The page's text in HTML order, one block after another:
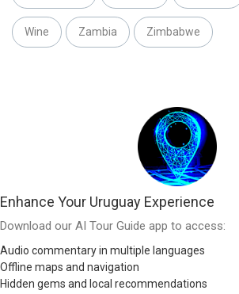
Wine Zambia Zimbabwe
Enhance Your Uruguay Experience
Download our AI Tour Guide app to access:
Audio commentary in multiple languages
Offline maps and navigation
Hidden gems and local recommendations